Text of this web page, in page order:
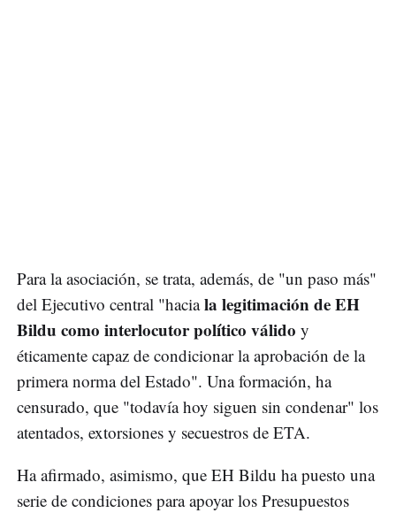
Para la asociación, se trata, además, de "un paso más"
del Ejecutivo central "haciala legitimación de EH
Bildu como interlocutor político válido y
éticamente capaz de condicionar la aprobación de la
primera norma del Estado". Una formación, ha
censurado, que "todavía hoy siguen sin condenar" los
atentados, extorsiones y secuestros de ETA.
Ha afirmado, asimismo, que EH Bildu ha puesto una
serie de condiciones para apoyar los Presupuestos